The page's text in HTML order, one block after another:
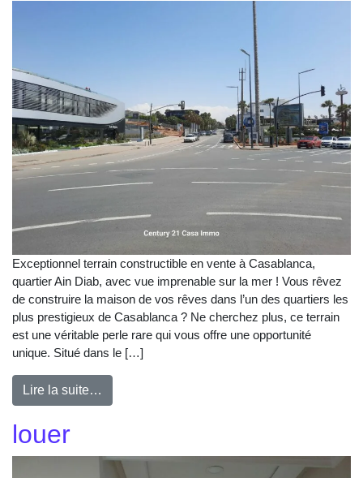
Exceptionnel terrain constructible en vente à Casablanca,
quartier Ain Diab, avec vue imprenable sur la mer ! Vous rêvez
de construire la maison de vos rêves dans l’un des quartiers les
plus prestigieux de Casablanca ? Ne cherchez plus, ce terrain
est une véritable perle rare qui vous offre une opportunité
unique. Situé dans le […]
Lire la suite…
louer